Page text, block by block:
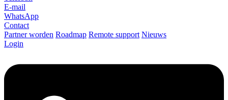
E-mail
WhatsApp
Contact
Partner worden Roadmap Remote support Nieuws
Login